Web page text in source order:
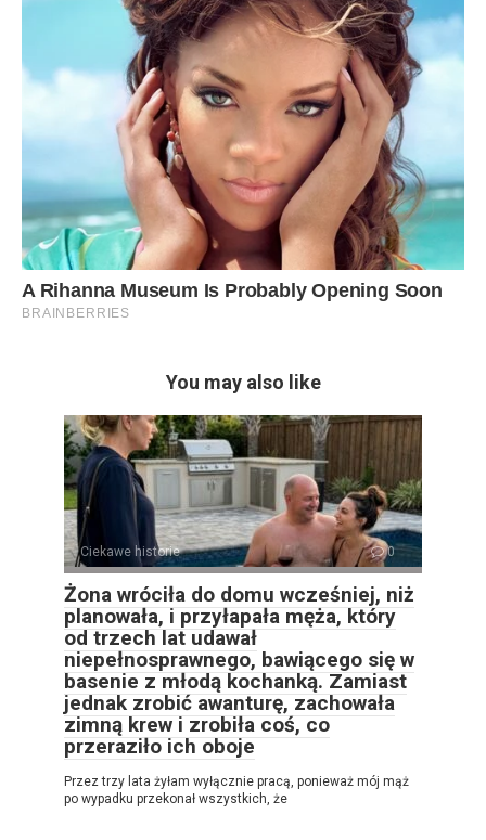
You may also like
Ciekawe historie 0
Żona wróciła do domu wcześniej, niż
planowała, i przyłapała męża, który
od trzech lat udawał
niepełnosprawnego, bawiącego się w
basenie z młodą kochanką. Zamiast
jednak zrobić awanturę, zachowała
zimną krew i zrobiła coś, co
przeraziło ich oboje
Przez trzy lata żyłam wyłącznie pracą, ponieważ mój mąż
po wypadku przekonał wszystkich, że